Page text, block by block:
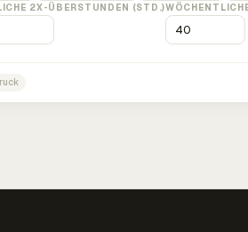
2X-ÜBERSTUNDEN (STD.)